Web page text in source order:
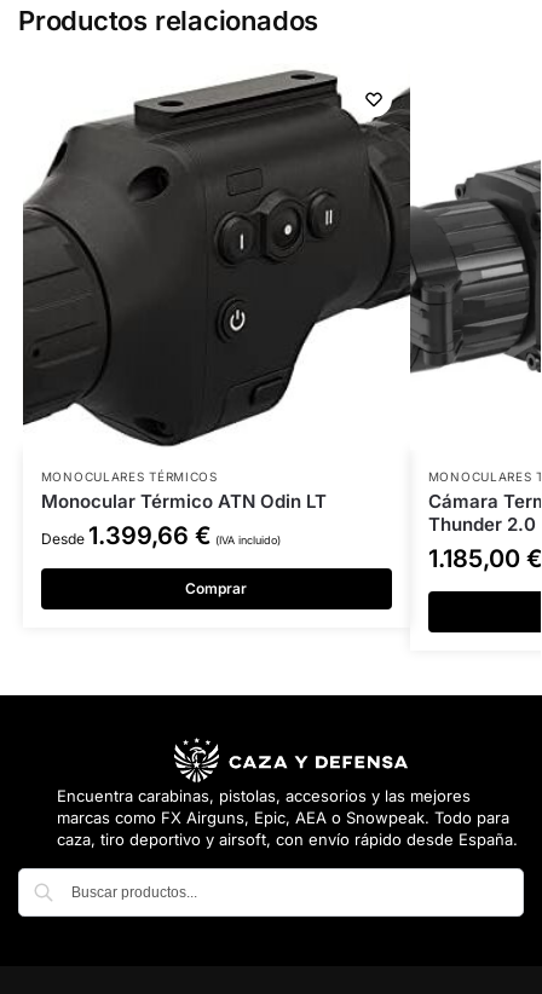
Productos relacionados
MONOCULARES TÉRMICOS
Monocular Térmico ATN Odin LT
Desde 1.399,66 € (IVA incluido)
Comprar
MONOCULARES
Cámara
Thunder 2.0
1.185,00 €
Encuentra carabinas, pistolas, accesorios y las mejores
marcas como FX Airguns, Epic, AEA o Snowpeak. Todo para
caza, tiro deportivo y airsoft, con envío rápido desde España.